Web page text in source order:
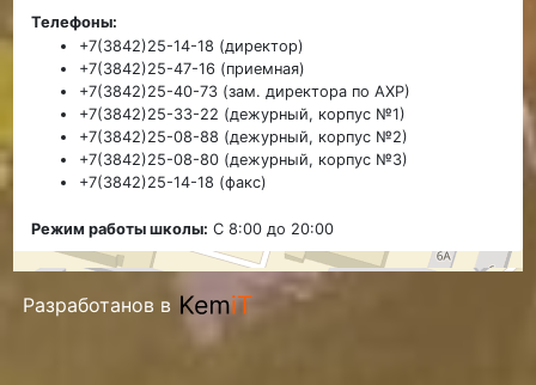
Телефоны:
+7(3842)25-14-18 (директор)
+7(3842)25-47-16 (приемная)
+7(3842)25-40-73 (зам. директора по АХР)
+7(3842)25-33-22 (дежурный, корпус №1)
+7(3842)25-08-88 (дежурный, корпус №2)
+7(3842)25-08-80 (дежурный, корпус №3)
+7(3842)25-14-18 (факс)
Режим работы школы: С 8:00 до 20:00
Разработанов в